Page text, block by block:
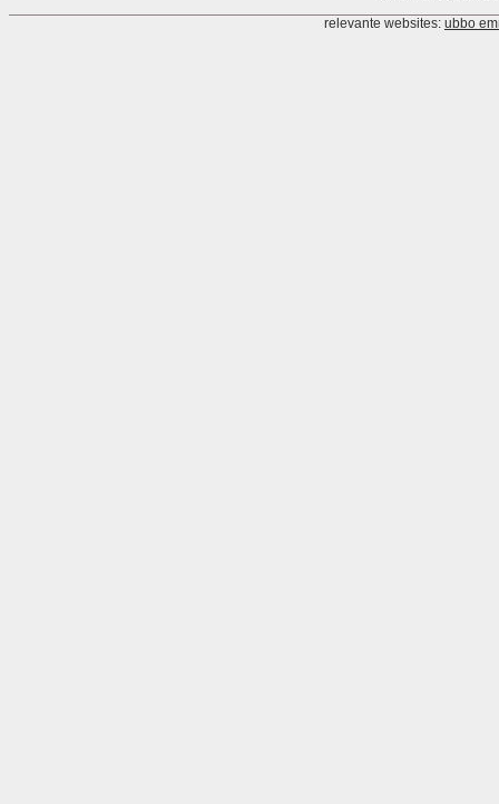
relevante websites: ubbo